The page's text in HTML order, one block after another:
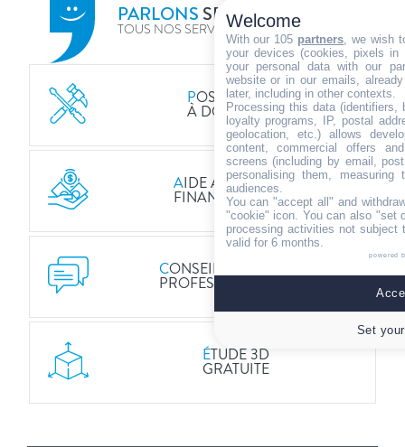
PARLONS SERVICES
TOUS NOS SERVICES
POSE
À DOMICILE
AIDE AU
FINANCEMENT
CONSEILS DE
PROFESSIONNELS
ÉTUDE 3D
GRATUITE
Welcome
With our 105 partners , we wish
your devices (cookies, pixels
your personal data with our
website or in our emails,
later, including in other contexts.
Processing this data (identifiers,
loyalty programs, IP, postal
geolocation, etc.) allows
content, commercial offers
screens (including by email,
personalising them, measuring
audiences.
You can "accept all" and
"cookie" icon . You can also "set
processing activities not subject
valid for 6 months.
powered
Set